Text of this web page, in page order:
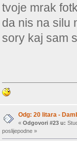
tvoje mrak
da nis na silu
sory kaj sam
Odg: 20 litara -
« Odgovori #23 u:
poslijepodne »